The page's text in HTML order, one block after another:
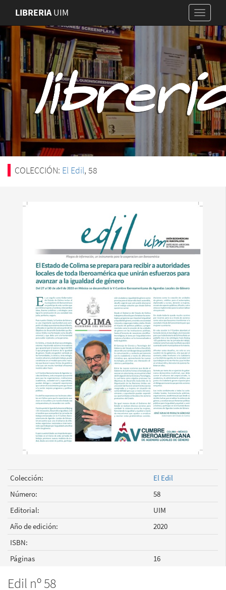
LIBRERIAUIM
COLECCIÓN: El Edil, 58
Colección:
El Edil
Número:
58
Editorial:
UIM
Año de edición:
2020
ISBN:
Páginas
16
Edil nº 58